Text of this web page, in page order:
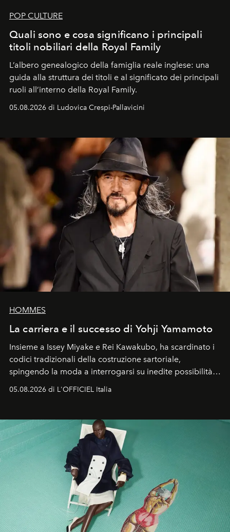
POP CULTURE
Quali sono e cosa significano i principali
titoli nobiliari della Royal Family
L’albero genealogico della famiglia reale inglese: una
guida alla struttura dei titoli e al significato dei principali
ruoli all’interno della Royal Family.
05.08.2026 di Ludovica Crespi-Pallavicini
HOMMES
La carriera e il successo di Yohji Yamamoto
Insieme a Issey Miyake e Rei Kawakubo, ha scardinato i
codici tradizionali della costruzione sartoriale,
spingendo la moda a interrogarsi su inedite possibilità
un’impronta indelebile nella storia della moda.
05.08.2026 di L'OFFICIEL Italia